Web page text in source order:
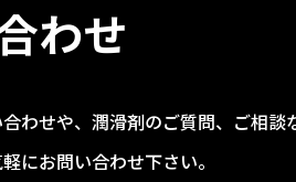
わせ
わせや、潤滑剤のご質問、ご相談
にお問い合わせ下さい。